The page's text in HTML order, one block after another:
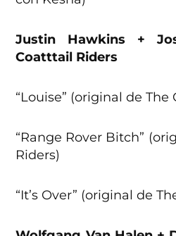
Justin Hawkins +
Coatttail Riders
“Louise” (original de The
“Range Rover Bitch”
Riders)
“It’s Over” (original de